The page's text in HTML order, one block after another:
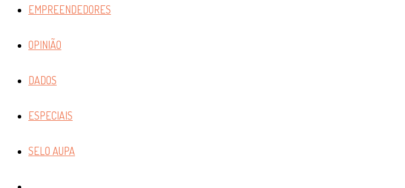
EMPREENDEDORES
OPINIÃO
DADOS
ESPECIAIS
SELO AUPA